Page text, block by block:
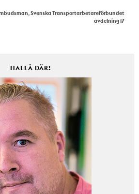
Svenska Transportarbetareförbundet
avdelning 17
HALLÅ DÄR!